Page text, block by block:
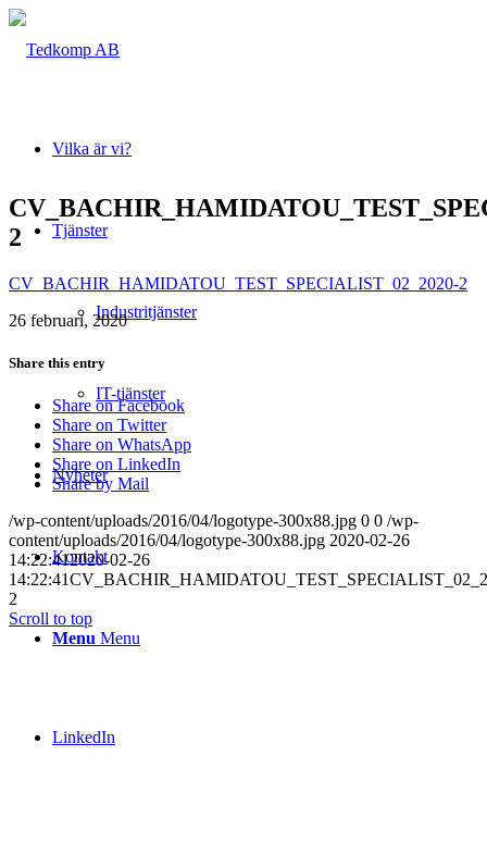
Vilka är vi?
Tjänster
Industritjänster
IT-tjänster
Nyheter
Kontakt
Menu Menu
LinkedIn
2
CV_BACHIR_HAMIDATOU_TEST_SPECIALIST_02_2020-2
26 februari, 2020
Share this entry
Share on Facebook
Share on Twitter
Share on WhatsApp
Share on LinkedIn
Share by Mail
/wp-content/uploads/2016/04/logotype-300x88.jpg 0 0 /wp-
content/uploads/2016/04/logotype-300x88.jpg 2020-02-26
14:22:412020-02-26
14:22:41
2
Scroll to top